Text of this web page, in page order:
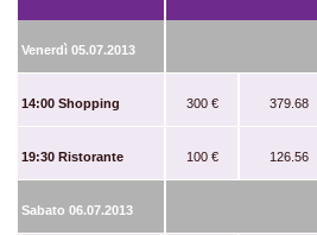
Venerdì 05.07.2013
14:00 Shopping 300 € 379.68
19:30 Ristorante 100 € 126.56
Sabato 06.07.2013